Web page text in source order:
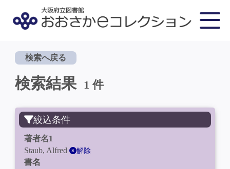
検索へ戻る
検索結果 1 件
絞込条件
著者名1
Staub, Alfred
解除
書名